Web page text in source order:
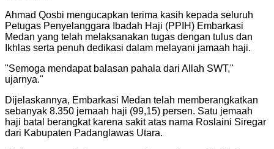
Ahmad Qosbi mengucapkan terima kasih kepada seluruh
Petugas Penyelanggara Ibadah Haji (PPIH) Embarkasi
Medan yang telah melaksanakan tugas dengan tulus dan
Ikhlas serta penuh dedikasi dalam melayani jamaah haji.
"Semoga mendapat balasan pahala dari Allah SWT,"
ujarnya."
Dijelaskannya, Embarkasi Medan telah memberangkatkan
sebanyak 8.350 jemaah haji (99,15) persen. Satu jemaah
haji batal berangkat karena sakit atas nama Roslaini Siregar
dari Kabupaten Padanglawas Utara.